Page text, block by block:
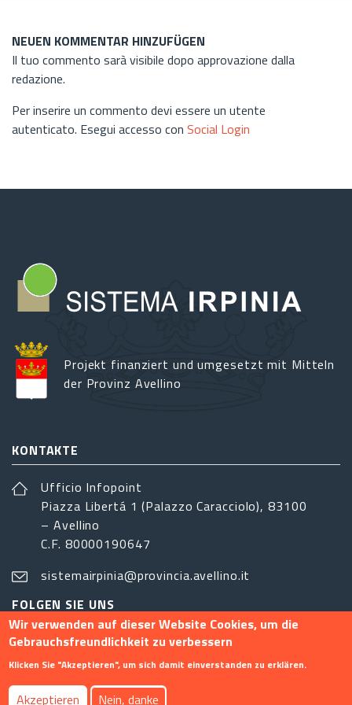
NEUEN KOMMENTAR HINZUFÜGEN
Il tuo commento sarà visibile dopo approvazione dalla
redazione.
Per inserire un commento devi essere un utente
autenticato. Esegui accesso con Social Login
Projekt finanziert und umgesetzt mit Mitteln
der Provinz Avellino
KONTAKTE
Ufficio Infopoint
Piazza Libertá 1 (Palazzo Caracciolo), 83100
– Avellino
C.F. 80000190647
sistemairpinia@provincia.avellino.it
FOLGEN SIE UNS
Wir verwenden auf dieser Website Cookies, um die
Gebrauchsfreundlichkeit zu verbessern
Klicken Sie "Akzeptieren", um sich damit einverstanden zu erklären.
Akzeptieren Nein, danke